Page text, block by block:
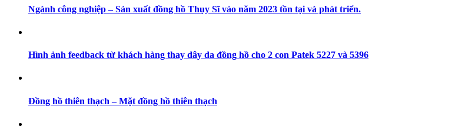
Ngành công nghiệp – Sản xuất đồng hồ Thụy Sĩ vào năm 2023 tồn tại và phát triển.
Hình ảnh feedback từ khách hàng thay dây da đồng hồ cho 2 con Patek 5227 và 5396
Đồng hồ thiên thạch – Mặt đồng hồ thiên thạch